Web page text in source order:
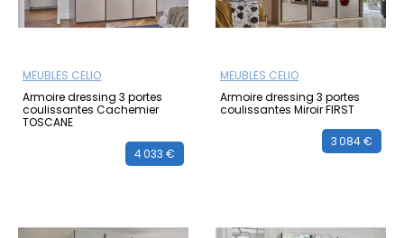
MEUBLES CELIO
Armoire dressing 3 portes
coulissantes Cachemier
TOSCANE
4 033 €
MEUBLES CELIO
Armoire dressing 3 portes
coulissantes Miroir FIRST
3 084 €